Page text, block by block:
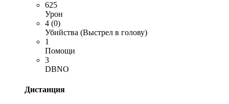
625
Урон
4 (0)
Убийства (Выстрел в голову)
1
Помощи
3
DBNO
Дистанция